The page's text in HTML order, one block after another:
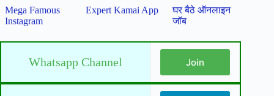
Mega Famous
Instagram
Expert Kamai App
घर बैठे ऑनलाइन
जॉब
Whatsapp Channel Join